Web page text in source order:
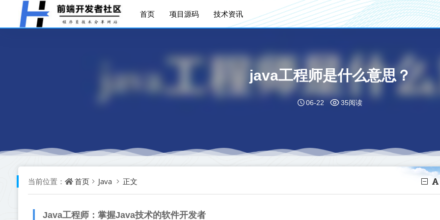
首页 项目源码 技术资讯
java工程师是什么意思？
06-22 35阅读
当前位置： 首页 Java 正文
Java工程师：掌握Java技术的软件开发者